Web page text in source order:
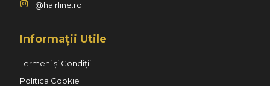
@hairline.ro
Informații Utile
Termeni și Condiții
Politica Cookie